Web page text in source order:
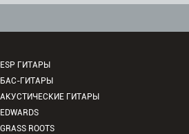
ESP ГИТАРЫ
БАС-ГИТАРЫ
АКУСТИЧЕСКИЕ ГИТАРЫ
EDWARDS
GRASS ROOTS